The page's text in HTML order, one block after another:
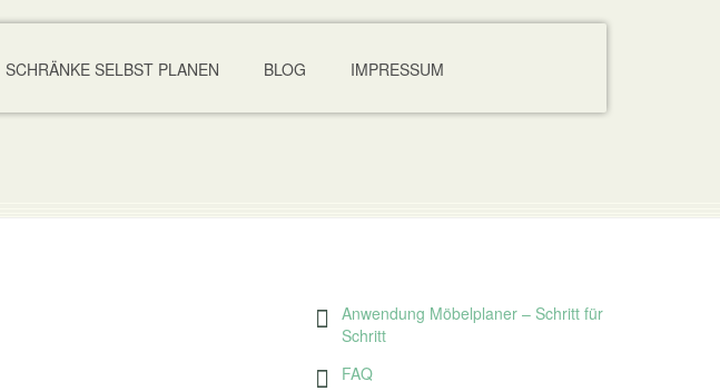
SCHRÄNKE SELBST PLANEN BLOG IMPRESSUM
Anwendung Möbelplaner – Schritt für
Schritt
FAQ